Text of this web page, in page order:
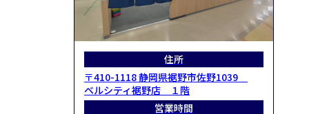
住所
〒410-1118 静岡県裾野市佐野1039
ベルシティ裾野店 １階
営業時間